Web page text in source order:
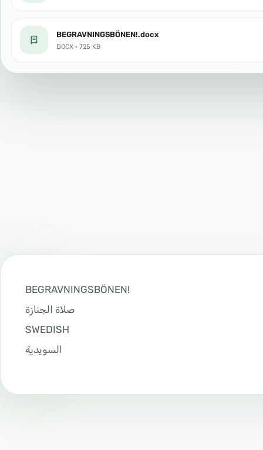
BEGRAVNINGSBÖNEN!.docx
DOCX · 725 KB
BEGRAVNINGSBÖNEN!
صلاة الجنازة
SWEDISH
السويدية